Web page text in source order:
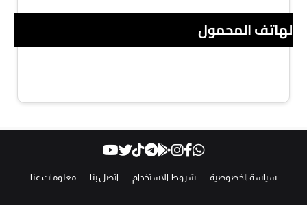
الهاتف المحمول
سياسة الخصوصية شروط الاستخدام اتصل بنا معلومات عنا